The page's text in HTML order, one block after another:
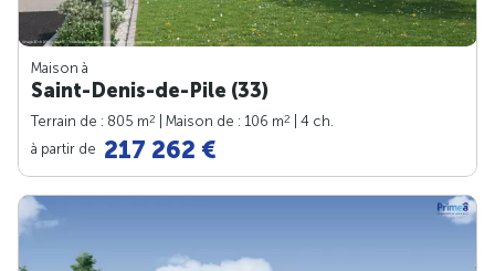
Maison à
Saint-Denis-de-Pile (33)
Terrain de : 805 m2 | Maison de : 106 m2
| 4 ch.
à partir de 217 262 €